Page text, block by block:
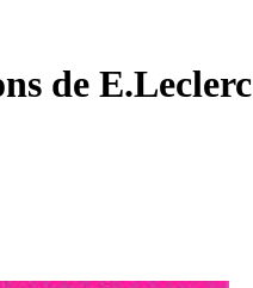
de E.Leclerc